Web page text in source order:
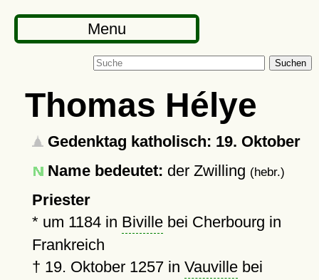
Menu
Suchen
Thomas Hélye
Gedenktag katholisch: 19. Oktober
Name bedeutet: der Zwilling (hebr.)
Priester
* um 1184in Bivillebei Cherbourg in
Frankreich
† 19. Oktober 1257in Vauvillebei